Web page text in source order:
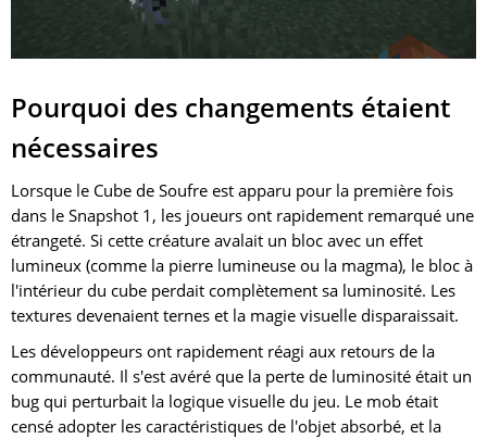
Pourquoi des changements étaient
nécessaires
Lorsque le Cube de Soufre est apparu pour la première fois
dans le Snapshot 1, les joueurs ont rapidement remarqué une
étrangeté. Si cette créature avalait un bloc avec un effet
lumineux (comme la pierre lumineuse ou la magma), le bloc à
l'intérieur du cube perdait complètement sa luminosité. Les
textures devenaient ternes et la magie visuelle disparaissait.
Les développeurs ont rapidement réagi aux retours de la
communauté. Il s'est avéré que la perte de luminosité était un
bug qui perturbait la logique visuelle du jeu. Le mob était
censé adopter les caractéristiques de l'objet absorbé, et la